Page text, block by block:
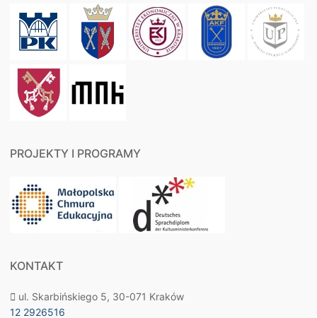
PROJEKTY I PROGRAMY
KONTAKT
ul. Skarbińskiego 5, 30-071 Kraków
12 2926516